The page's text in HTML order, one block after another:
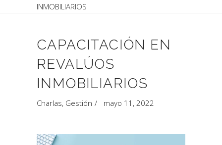
INMOBILIARIOS
CAPACITACIÓN EN
REVALÚOS
INMOBILIARIOS
Charlas, Gestión mayo 11, 2022